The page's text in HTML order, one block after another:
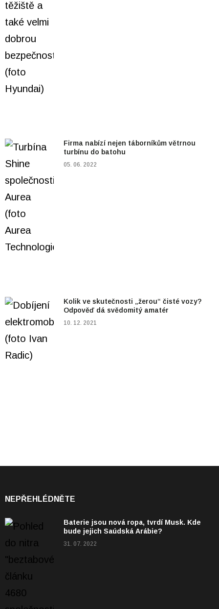
Firma nabízí nejen táborníkům větrnou
turbínu do batohu
05. 06. 2022
Kolik ve skutečnosti „žerou“ čisté vozy?
Odpověď dá svědomitý amatér
10. 12. 2021
NEPŘEHLÉDNĚTE
Baterie jsou nová ropa, tvrdí Musk. Kde
bude jejich Saúdská Arábie?
31. 07. 2022